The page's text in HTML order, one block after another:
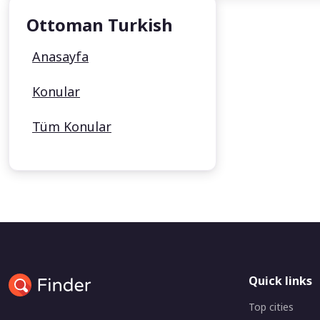
Ottoman Turkish
Anasayfa
Konular
Tüm Konular
Quick links
Top cities